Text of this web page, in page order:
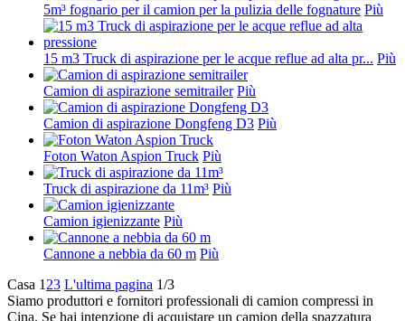
5m³ fognario per il camion per la pulizia delle fognature Più
15 m3 Truck di aspirazione per le acque reflue ad alta pr... Più
Camion di aspirazione semitrailer Più
Camion di aspirazione Dongfeng D3 Più
Foton Waton Aspion Truck Più
Truck di aspirazione da 11m³ Più
Camion igienizzante Più
Cannone a nebbia da 60 m Più
Casa 1 23 L'ultima pagina 1/3
Siamo produttori e fornitori professionali di camion compressi in
Cina. Se hai intenzione di acquistare un camion della spazzatura